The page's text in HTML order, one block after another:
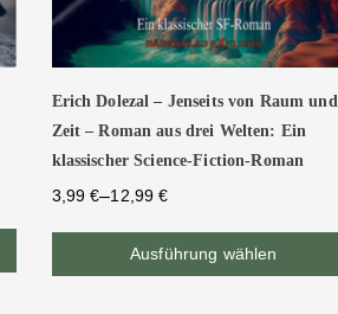
Erich Dolezal – Jenseits von Raum und
Zeit – Roman aus drei Welten: Ein
klassischer Science-Fiction-Roman
3,99€–12,99€
Ausführung wählen